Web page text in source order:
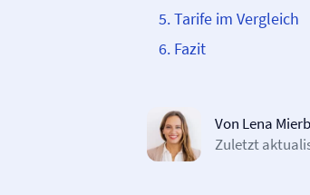
Tarife im Vergleich
Fazit
Von Lena
Zuletzt